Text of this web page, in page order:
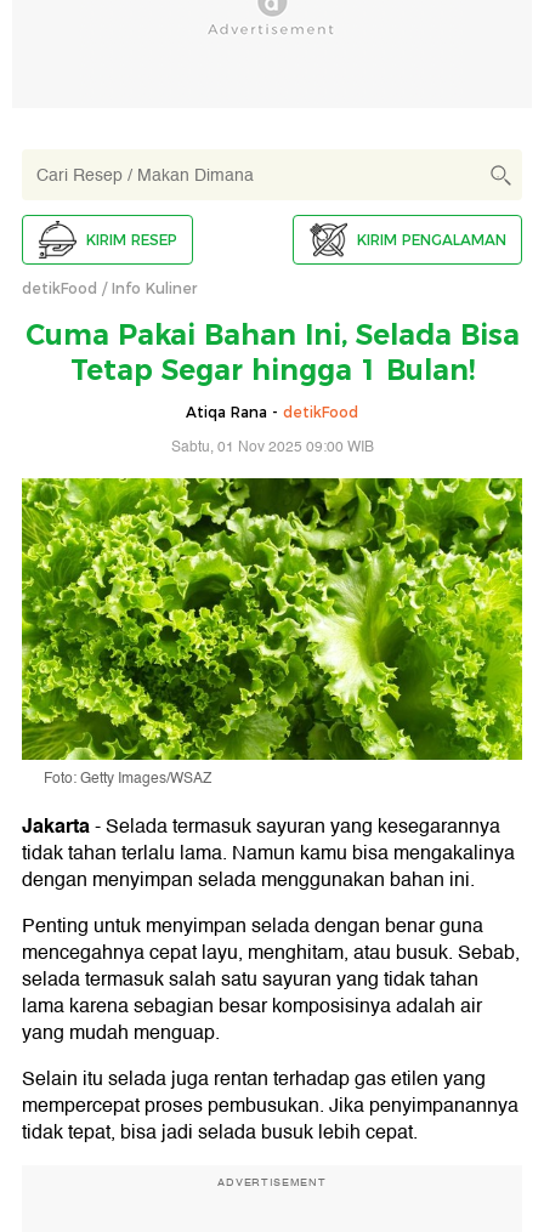
KIRIM RESEP KIRIM PENGALAMAN
detikFood Info Kuliner
Cuma Pakai Bahan Ini, Selada Bisa
Tetap Segar hingga 1 Bulan!
Atiqa Rana - detikFood
Sabtu, 01 Nov 2025 09:00 WIB
Foto: Getty Images/WSAZ
Jakarta-Selada termasuk sayuran yang kesegarannya
tidak tahan terlalu lama. Namun kamu bisa mengakalinya
dengan menyimpan selada menggunakan bahan ini.
Penting untuk menyimpan selada dengan benar guna
mencegahnya cepat layu, menghitam, atau busuk. Sebab,
selada termasuk salah satu sayuran yang tidak tahan
lama karena sebagian besar komposisinya adalah air
yang mudah menguap.
Selain itu selada juga rentan terhadap gas etilen yang
mempercepat proses pembusukan. Jika penyimpanannya
tidak tepat, bisa jadi selada busuk lebih cepat.
ADVERTISEMENT